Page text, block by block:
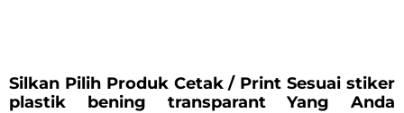
Silkan Pilih Produk Cetak / Print Sesuai stiker
plastik bening transparant Yang Anda